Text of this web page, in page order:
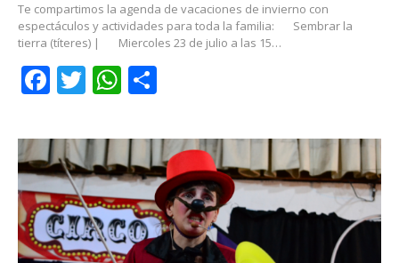
Te compartimos la agenda de vacaciones de invierno con
espectáculos y actividades para toda la familia:
Sembrar la
tierra (títeres) |
Miercoles 23 de julio a las 15…
Facebook
TwitterWhatsApp